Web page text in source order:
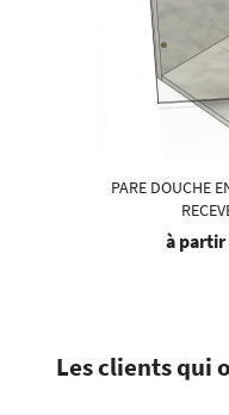
PARE DOUCHE
à partir
Les clients qui